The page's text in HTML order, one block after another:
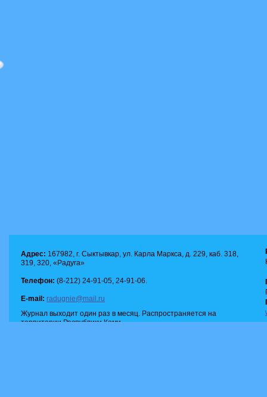
Адрес: 167982, г. Сыктывкар, ул. Карла Маркса, д. 229, каб. 318,
319, 320, «Радуга»
Телефон: (8-212) 24-91-05, 24-91-06.
E-mail: radugnie@mail.ru
Журнал выходит один раз в месяц. Распространяется на
территории Республики Коми.